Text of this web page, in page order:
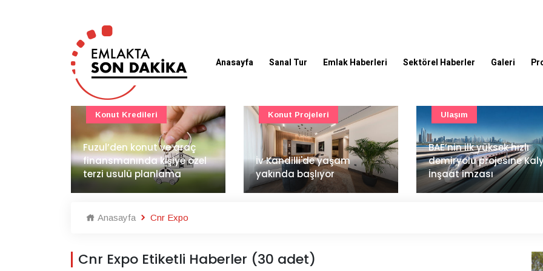
Anasayfa Sanal Tur Emlak Haberleri Sektörel Haberler Galeri
İv Kandilli'de yaşam
yakında başlıyor
Konut Projeleri
BAE’nin ilk yüksek hızlı
demiryolu projesine Kalyon
İnşaat imzası
Ulaşım
Mimarlık ve mühendislik
projeleri e-PYS ile dijital
ortama taşınacak
Güncel
Anasayfa Cnr Expo
Cnr Expo Etiketli Haberler (30 adet)